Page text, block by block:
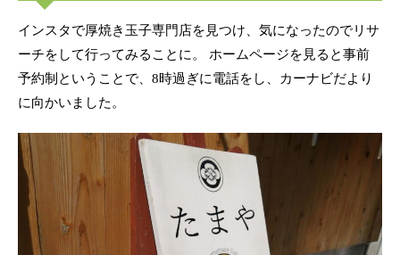
インスタで厚焼き玉子専門店を見つけ、気になったのでリサ
ーチをして行ってみることに。 ホームページを見ると事前
予約制ということで、8時過ぎに電話をし、カーナビだより
に向かいました。